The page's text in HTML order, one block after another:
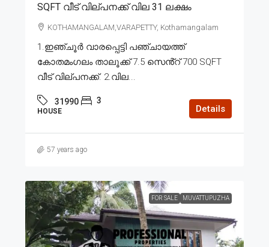
SQFT വീട് വില്പനക്ക് വില 31 ലക്ഷം
KOTHAMANGALAM,VARAPETTY, Kothamangalam
1.ഇഞ്ചൂർ വാരപ്പെട്ടി പഞ്ചായത്ത്
കോതമംഗലം താലൂക്ക് 7.5 സെൻ്റ് 700 SQFT
വീട് വില്പനക്ക്. 2.വില...
31990 3
HOUSE Details
57 years ago
FOR SALE MUVATTUPUZHA